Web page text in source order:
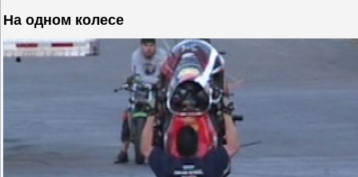
На одном колесе